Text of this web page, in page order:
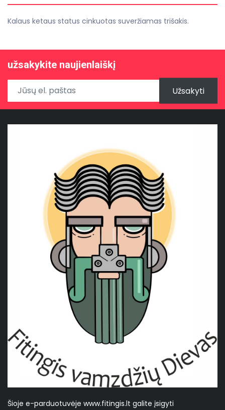
Kalaus ketaus status cinkuotas suveržiamas trišakis.
užsakykite naujienlaiškį
Užsakyti
Šioje e-parduotuvėje www.fitingis.lt galite įsigyti